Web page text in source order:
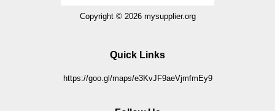
Copyright © 2026 mysupplier.org
Quick Links
https://goo.gl/maps/e3KvJF9aeVjmfmEy9